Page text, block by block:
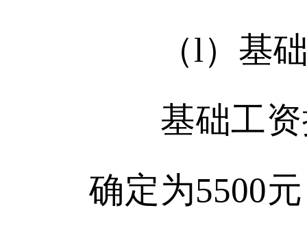
（l）基础
基础工资
确定为5500